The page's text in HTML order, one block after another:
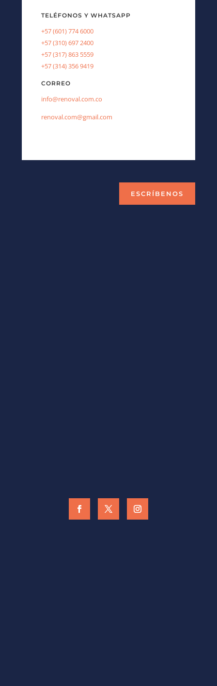
TELÉFONOS Y WHATSAPP
+57 (601) 774 6000
+57 (310) 697 2400
+57 (317) 863 5559
+57 (314) 356 9419
CORREO
info@renoval.com.co
renoval.com@gmail.com
ESCRÍBENOS